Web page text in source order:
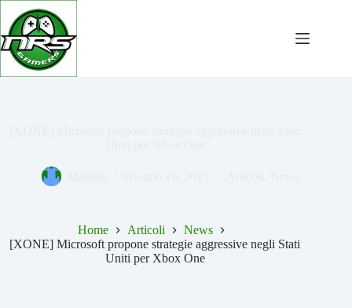
Salta
contenuto
Home Articoli
News
[XONE] Microsoft propone strategie aggressive negli Stati
Uniti per Xbox One